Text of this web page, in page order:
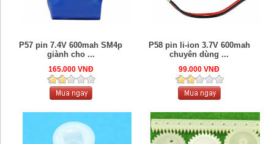
P57 pin 7.4V 600mah SM4p
giành cho ...
165.000 VNĐ
P58 pin li-ion 3.7V 600mah
chuyên dùng ...
99.000 VNĐ